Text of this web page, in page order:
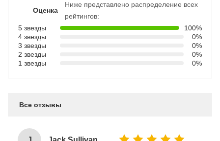
Оценка
Ниже представлено распределение всех
рейтингов:
5 звезды
100%
4 звезды
0%
3 звезды
0%
2 звезды
0%
1 звезды
0%
Все отзывы